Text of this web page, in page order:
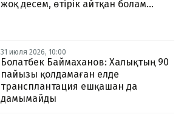
жоқ десем, өтірік айтқан болам...
31 июля 2026, 10:00
Болатбек Баймаханов: Халықтың 90
пайызы қолдамаған елде
трансплантация ешқашан да
дамымайды